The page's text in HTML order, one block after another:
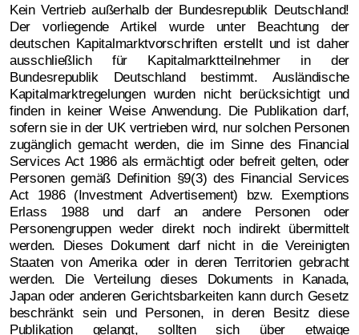
Kein Vertrieb außerhalb der Bundesrepublik Deutschland!
Der vorliegende Artikel wurde unter Beachtung der
deutschen Kapitalmarktvorschriften erstellt und ist daher
ausschließlich für Kapitalmarktteilnehmer in der
Bundesrepublik Deutschland bestimmt. Ausländische
Kapitalmarktregelungen wurden nicht berücksichtigt und
finden in keiner Weise Anwendung. Die Publikation darf,
sofern sie in der UK vertrieben wird, nur solchen Personen
zugänglich gemacht werden, die im Sinne des Financial
Services Act 1986 als ermächtigt oder befreit gelten, oder
Personen gemäß Definition §9(3) des Financial Services
Act 1986 (Investment Advertisement) bzw. Exemptions
Erlass 1988 und darf an andere Personen oder
Personengruppen weder direkt noch indirekt übermittelt
werden. Dieses Dokument darf nicht in die Vereinigten
Staaten von Amerika oder in deren Territorien gebracht
werden. Die Verteilung dieses Dokuments in Kanada,
Japan oder anderen Gerichtsbarkeiten kann durch Gesetz
beschränkt sein und Personen, in deren Besitz diese
Publikation gelangt, sollten sich über etwaige